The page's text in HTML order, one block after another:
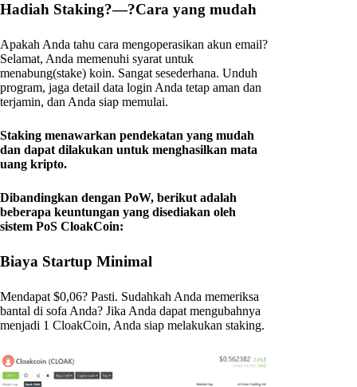
Hadiah Staking?—?Cara yang mudah
Apakah Anda tahu cara mengoperasikan akun email?
Selamat, Anda memenuhi syarat untuk
menabung(stake) koin. Sangat sesederhana. Unduh
program, jaga detail data login Anda tetap aman dan
terjamin, dan Anda siap memulai.
Staking menawarkan pendekatan yang mudah
dan dapat dilakukan untuk menghasilkan mata
uang kripto.
Dibandingkan dengan PoW, berikut adalah
beberapa keuntungan yang disediakan oleh
sistem PoS CloakCoin:
Biaya Startup Minimal
Mendapat $0,06? Pasti. Sudahkah Anda memeriksa
bantal di sofa Anda? Jika Anda dapat mengubahnya
menjadi 1 CloakCoin, Anda siap melakukan staking.